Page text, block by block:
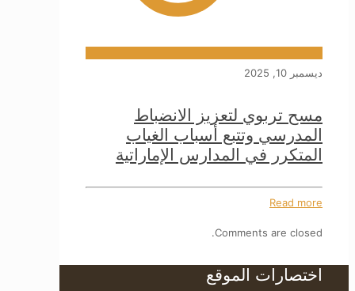
ديسمبر 10, 2025
مسح تربوي لتعزيز الانضباط
المدرسي وتتبع أسباب الغياب
المتكرر في المدارس الإماراتية
Read more
Comments are closed.
اختصارات الموقع